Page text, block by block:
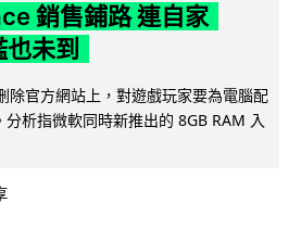
銷售鋪路 連自家
未到
官方網站上，對遊戲玩家要為電腦配
析指微軟同時新推出的 8GB RAM 入